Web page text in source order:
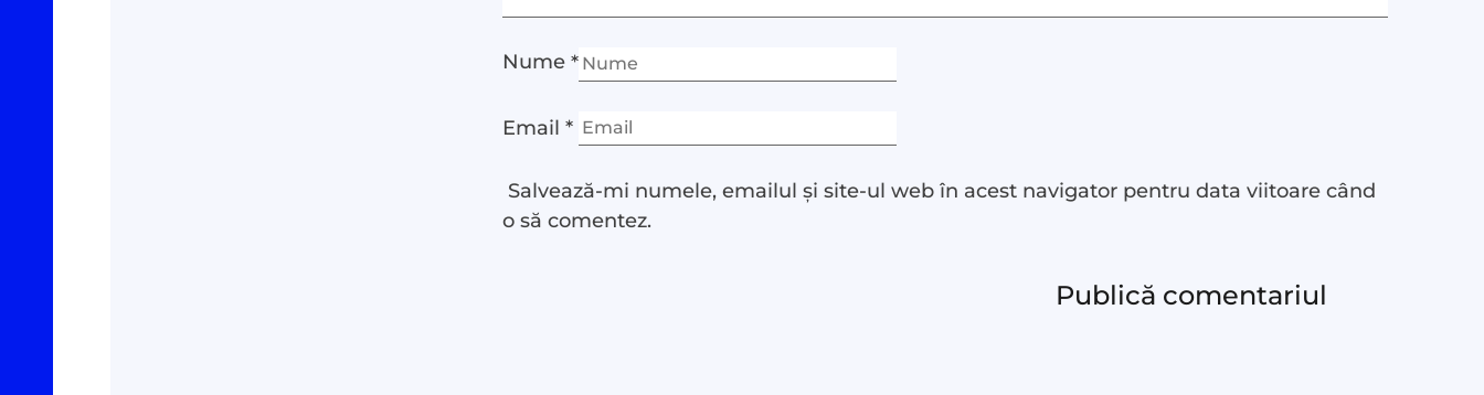
Nume *
Email *
Salvează-mi numele, emailul și site-ul web în acest navigator pentru data viitoare când
o să comentez.